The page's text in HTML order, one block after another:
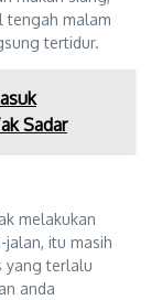
tengah malam
tertidur.
Sadar
melakukan
itu masih
yang terlalu
anda